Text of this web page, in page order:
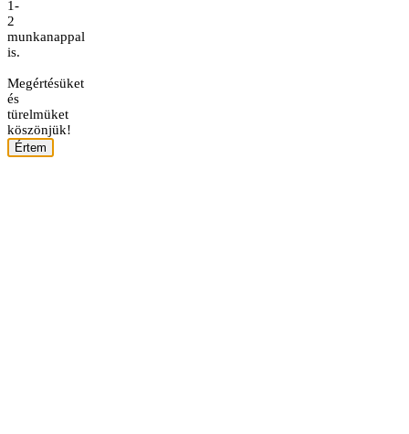
1-
2
munkanappal
is.
Megértésüket
és
türelmüket
köszönjük!
Értem